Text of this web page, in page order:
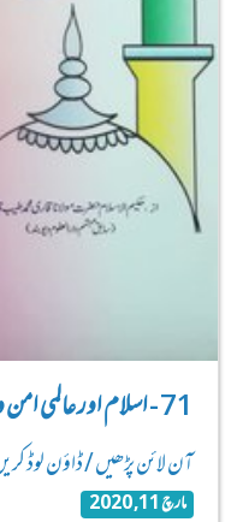
71 - اسلام اور عالمی امن و اخوت
آن لائن پڑھیں / ڈاؤن لوڈ
مارچ 11, 2020